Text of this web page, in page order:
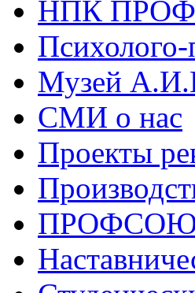
НПК
Психолого-
Музей
СМИ о нас
Проекты